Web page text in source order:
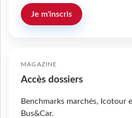
Je m'inscris
MAGAZINE
Accès dossiers
Benchmarks marchés, Icotour
Bus&Car.